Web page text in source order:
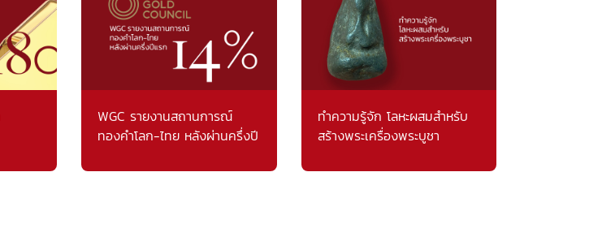
WGC รายงานสถานการณ์
ทองคำโลก-ไทย หลังผ่านครึ่งปี
ทำความรู้จัก โลหะผสมสำหรับ
สร้างพระเครื่องพระบูชา